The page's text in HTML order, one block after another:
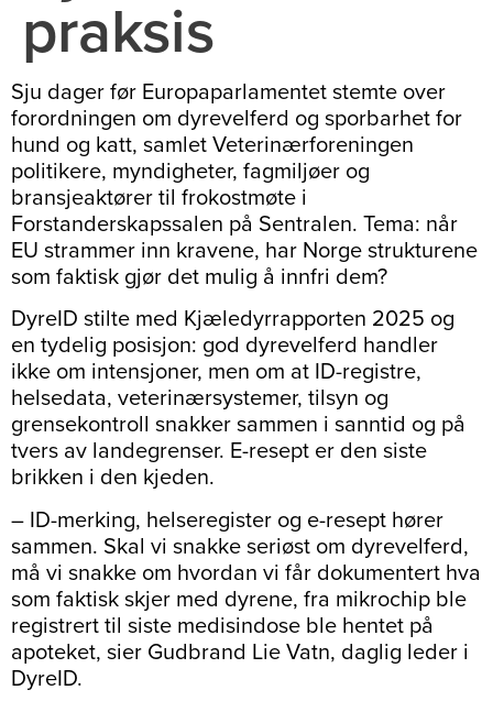
praksis
Sju dager før Europaparlamentet stemte over
forordningen om dyrevelferd og sporbarhet for
hund og katt, samlet Veterinærforeningen
politikere, myndigheter, fagmiljøer og
bransjeaktører til frokostmøte i
Forstanderskapssalen på Sentralen. Tema: når
EU strammer inn kravene, har Norge strukturene
som faktisk gjør det mulig å innfri dem?
DyreID stilte med Kjæledyrrapporten 2025 og
en tydelig posisjon: god dyrevelferd handler
ikke om intensjoner, men om at ID-registre,
helsedata, veterinærsystemer, tilsyn og
grensekontroll snakker sammen i sanntid og på
tvers av landegrenser. E-resept er den siste
brikken i den kjeden.
– ID-merking, helseregister og e-resept hører
sammen. Skal vi snakke seriøst om dyrevelferd,
må vi snakke om hvordan vi får dokumentert hva
som faktisk skjer med dyrene, fra mikrochip ble
registrert til siste medisindose ble hentet på
apoteket, sier Gudbrand Lie Vatn, daglig leder i
DyreID.